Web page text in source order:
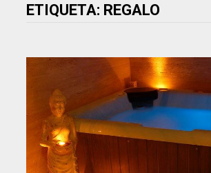
ETIQUETA: REGALO